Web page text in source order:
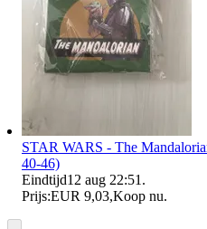
STAR WARS - The
40-46)
Eindtijd12 aug 22:51 .
Prijs:EUR 9,03,Koop nu.